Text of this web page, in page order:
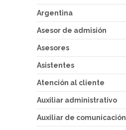
Argentina
Asesor de admisión
Asesores
Asistentes
Atención al cliente
Auxiliar administrativo
Auxiliar de comunicación